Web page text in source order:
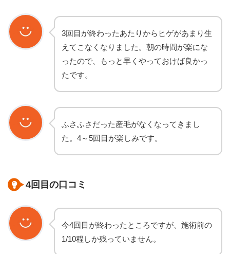
3回目が終わったあたりからヒゲがあまり生
えてこなくなりました。朝の時間が楽にな
ったので、もっと早くやっておけば良かっ
たです。
ふさふさだった産毛がなくなってきまし
た。4～5回目が楽しみです。
4回目の口コミ
今4回目が終わったところですが、施術前の
1/10程しか残っていません。